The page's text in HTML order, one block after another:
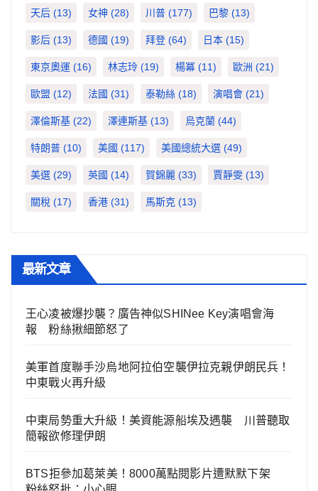
天后 (13) 女神 (28) 川普 (177) 巴黎 (13)
影后 (13) 德國 (19) 拜登 (64) 日本 (15)
東京奧運 (16) 林志玲 (19) 楊冪 (11) 歐洲 (21)
歐盟 (12) 法國 (31) 泰勒絲 (18) 演唱會 (21)
澤倫斯基 (22) 澤連斯基 (13) 烏克蘭 (44)
特朗普 (10) 美國 (117) 美國總統大選 (49)
美選 (29) 英國 (14) 賀錦麗 (33) 賈靜雯 (13)
關稅 (17) 香港 (31) 馬斯克 (13)
最新文章
王心凌被爆抄襲？廣告神似SHINee Key演唱會海
報 粉絲揪細節怒了
美軍首度聯手沙烏地阿拉伯空襲伊拉克親伊朗民兵！
中東戰火再升級
中東局勢重大升級！美資能源船埃及遇襲 川普聽取
簡報欲修理伊朗
BTS拒參加葛萊美！8000萬點閱影片遭默默下架